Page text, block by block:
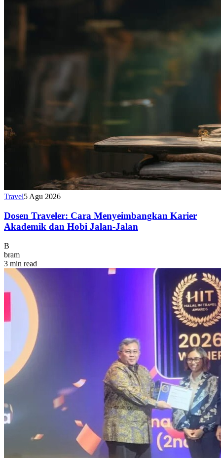
Travel5 Agu 2026
Dosen Traveler: Cara Menyeimbangkan Karier
Akademik dan Hobi Jalan-Jalan
B
bram
3 min read